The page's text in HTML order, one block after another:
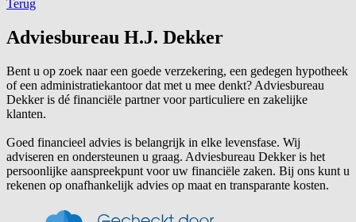
Terug
Adviesbureau H.J. Dekker
Bent u op zoek naar een goede verzekering, een gedegen hypotheek
of een administratiekantoor dat met u mee denkt? Adviesbureau
Dekker is dé financiële partner voor particuliere en zakelijke
klanten.
Goed financieel advies is belangrijk in elke levensfase. Wij
adviseren en ondersteunen u graag. Adviesbureau Dekker is het
persoonlijke aanspreekpunt voor uw financiële zaken. Bij ons kunt u
rekenen op onafhankelijk advies op maat en transparante kosten.